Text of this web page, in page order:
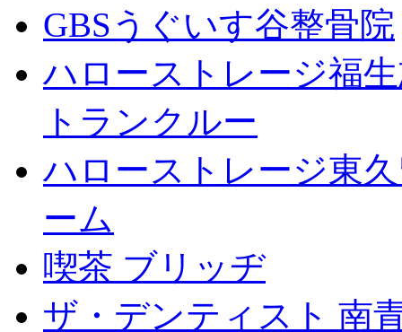
GBSうぐいす谷整骨院
ハローストレージ福
トランクルー
ハローストレージ東
ーム
喫茶 ブリッヂ
ザ・デンティスト 南